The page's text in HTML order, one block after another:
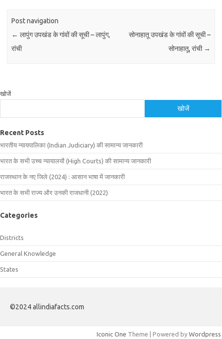
Post navigation
← लापुंग उपखंड के गांवों की सूची – लापुंग,
रांची
सोनाहातू उपखंड के गांवों की सूची –
सोनाहातू, रांची →
खोजें
खोजें
Recent Posts
भारतीय न्यायपालिका (Indian Judiciary) की सामान्य जानकारी
भारत के सभी उच्च न्यायालयों (High Courts) की सामान्य जानकारी
राजस्थान के नए जिले (2024) : आसान भाषा में जानकारी
भारत के सभी राज्य और उनकी राजधानी (2022)
Categories
Districts
General Knowledge
States
©2024 allindiafacts.com
Iconic One Theme | Powered by Wordpress